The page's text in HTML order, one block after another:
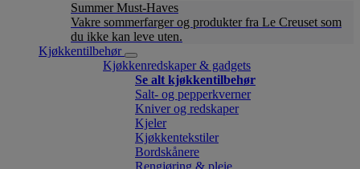
Summer Must-Haves
Vakre sommerfarger og produkter fra Le Creuset som
du ikke kan leve uten.
Kjøkkentilbehør
Kjøkkenredskaper & gadgets
Se alt kjøkkentilbehør
Salt- og pepperkverner
Kniver og redskaper
Kjeler
Kjøkkentekstiler
Bordskånere
Rengjøring & pleie